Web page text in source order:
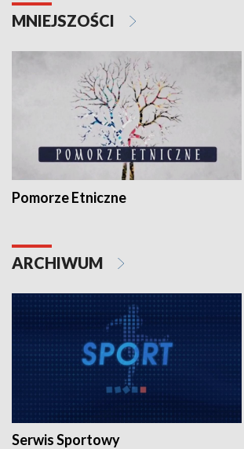
MNIEJSZOŚCI
Pomorze Etniczne
ARCHIWUM
Serwis Sportowy